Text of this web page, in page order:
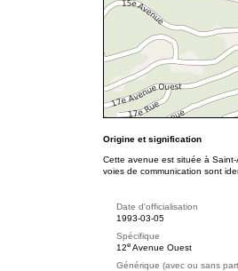
Origine et signification
Cette avenue est située à
voies de communication sont
Date d'officialisation
1993-03-05
Spécifique
12e Avenue Ouest
Générique (avec ou sans